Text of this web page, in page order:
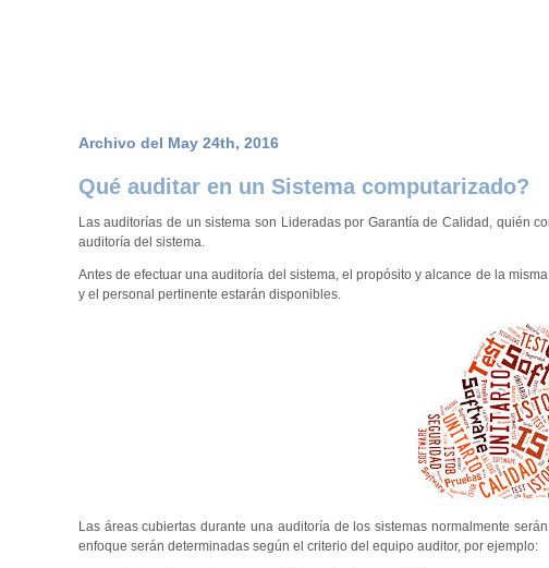
Archivo del May 24th, 2016
Qué auditar en un Sistema computarizado?
Las auditorías de un sistema son Lideradas por Garantía de Calidad, quién
auditoría del sistema.
Antes de efectuar una auditoría del sistema, el propósito y alcance de la
y el personal pertinente estarán disponibles.
Las áreas cubiertas durante una auditoría de los sistemas normalmente
enfoque serán determinadas según el criterio del equipo auditor, por ejemplo: